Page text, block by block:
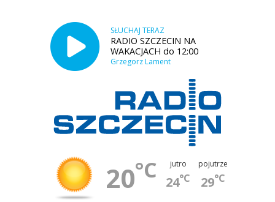
SŁUCHAJ TERAZ
RADIO SZCZECIN NA
WAKACJACH do 12:00
Grzegorz Lament
20°C jutro
24°C
pojutrze
29°C